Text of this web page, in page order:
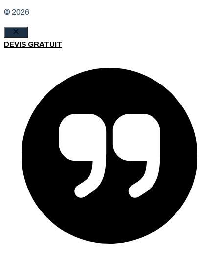
© 2026
Fermer
DEVIS GRATUIT